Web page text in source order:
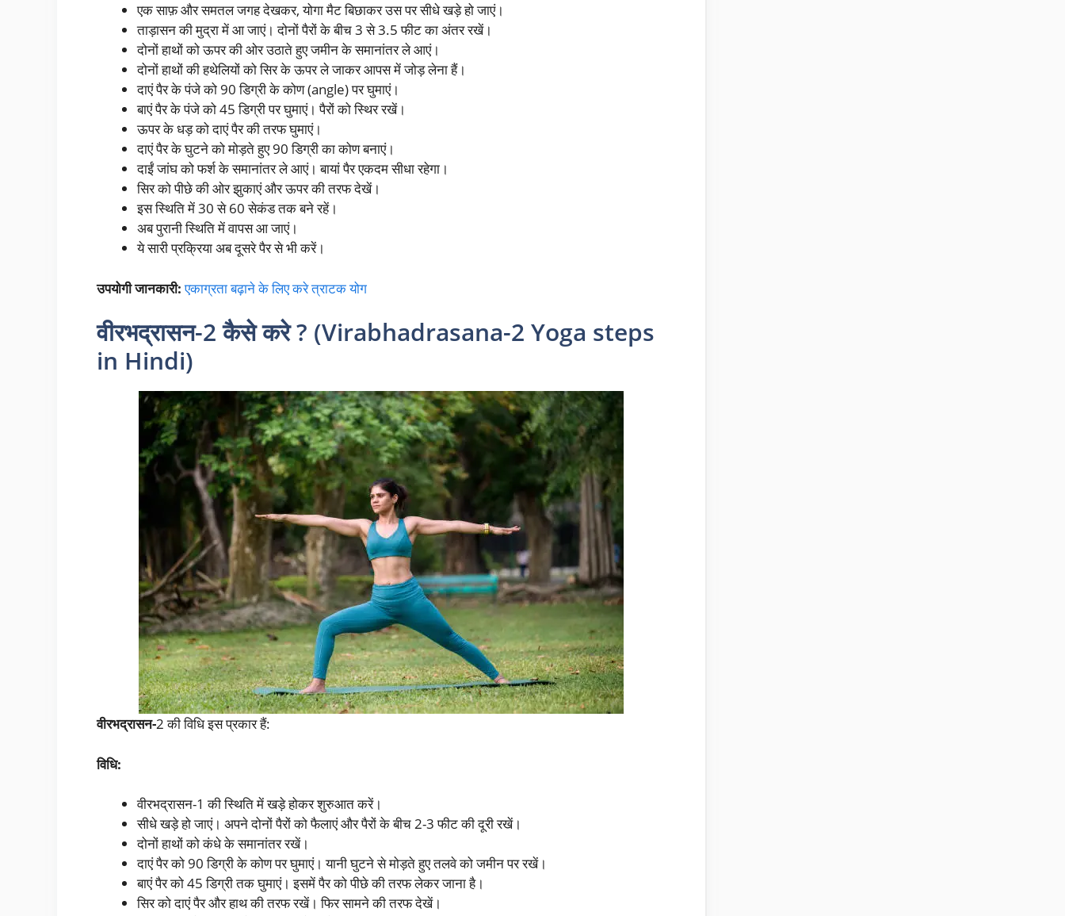
एक साफ़ और समतल जगह देखकर, योगा मैट बिछाकर उस पर सीधे खड़े हो जाएं।
ताड़ासन की मुद्रा में आ जाएं। दोनों पैरों के बीच 3 से 3.5 फीट का अंतर रखें।
दोनों हाथों को ऊपर की ओर उठाते हुए जमीन के समानांतर ले आएं।
दोनों हाथों की हथेलियों को सिर के ऊपर ले जाकर आपस में जोड़ लेना हैं।
दाएं पैर के पंजे को 90 डिग्री के कोण (angle) पर घुमाएं।
बाएं पैर के पंजे को 45 डिग्री पर घुमाएं। पैरों को स्थिर रखें।
ऊपर के धड़ को दाएं पैर की तरफ घुमाएं।
दाएं पैर के घुटने को मोड़ते हुए 90 डिग्री का कोण बनाएं।
दाईं जांघ को फर्श के समानांतर ले आएं। बायां पैर एकदम सीधा रहेगा।
सिर को पीछे की ओर झुकाएं और ऊपर की तरफ देखें।
इस स्थिति में 30 से 60 सेकंड तक बने रहें।
अब पुरानी स्थिति में वापस आ जाएं।
ये सारी प्रक्रिया अब दूसरे पैर से भी करें।
उपयोगी जानकारी: एकाग्रता बढ़ाने के लिए करे त्राटक योग
वीरभद्रासन-2 कैसे करे ? (Virabhadrasana-2 Yoga steps
in Hindi)
वीरभद्रासन-2 की विधि इस प्रकार हैं:
विधि:
वीरभद्रासन-1 की स्थिति में खड़े होकर शुरुआत करें।
सीधे खड़े हो जाएं। अपने दोनों पैरों को फैलाएं और पैरों के बीच 2-3 फीट की दूरी रखें।
दोनों हाथों को कंधे के समानांतर रखें।
दाएं पैर को 90 डिग्री के कोण पर घुमाएं। यानी घुटने से मोड़ते हुए तलवे को जमीन पर रखें।
बाएं पैर को 45 डिग्री तक घुमाएं। इसमें पैर को पीछे की तरफ लेकर जाना है।
सिर को दाएं पैर और हाथ की तरफ रखें। फिर सामने की तरफ देखें।